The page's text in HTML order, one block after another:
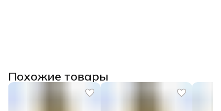
Похожие товары